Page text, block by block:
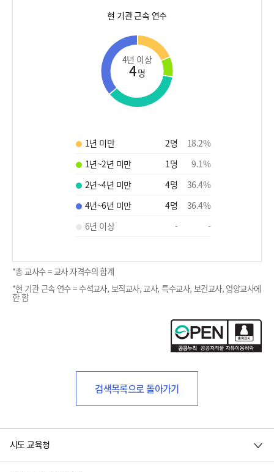
현 기관 근속 연수
4년 이상
4명
1년 미만 2명 18.2%
1년~2년 미만
1명 9.1%
2년~4년 미만
4명 36.4%
4년~6년 미만
4명 36.4%
6년 이상
- -
*총 교사수 = 교사 자격수의 합계
*현 기관 근속 연수 = 수석교사, 보직교사, 교사, 특수교사, 보건교사, 영양교사에
한 함
검색목록으로 돌아가기
시도 교육청